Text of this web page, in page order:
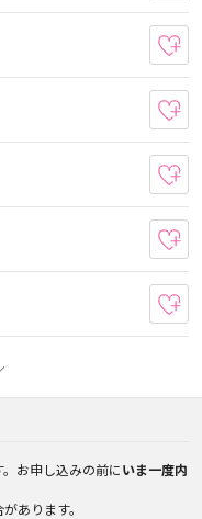
お申し込みの前にいま一度内
あります。